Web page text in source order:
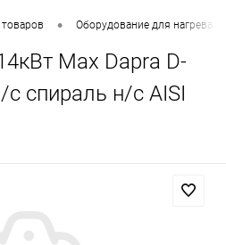
товаров • Оборудование для нагрева
Max Dapra D-
с спираль н/с AISI